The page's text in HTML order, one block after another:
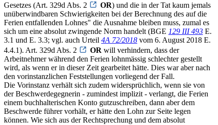
Gesetzes (Art. 329d Abs. 2
OR) und die in der Tat kaum jemals
unüberwindbaren Schwierigkeiten bei der Berechnung des auf die
Ferien entfallenden Lohnes" die Ausnahme bleiben muss, zumal es
sich um eine absolut zwingende Norm handelt (BGE 129 III 493 E.
3.1 und E. 3.3; vgl. auch Urteil 4A 72/2018 vom 6. August 2018 E.
4.4.1). Art. 329d Abs. 2
OR will verhindern, dass der
Arbeitnehmer während den Ferien lohnmässig schlechter gestellt
wird, als wenn er in dieser Zeit gearbeitet hätte. Dies war aber nach
den vorinstanzlichen Feststellungen vorliegend der Fall.
Die Vorinstanz verhält sich zudem widersprüchlich, wenn sie von
der Beschwerdegegnerin - zumindest implizit - verlangt, die Ferien
einem buchhalterischen Konto gutzuschreiben, dann aber dem
Beschwerde führer vorhält, er hätte den Lohn zur Seite legen
können. Wie sich aus der Rechtsprechung und dem absolut